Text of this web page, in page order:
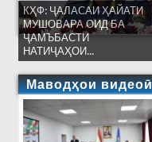
КҲФ: ҶАЛАСАИ ҲАЙАТИ
МУШОВАРА ОИД БА
ҶАМЪБАСТИ
НАТИҶАҲОИ...
Маводҳои